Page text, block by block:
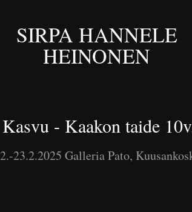
SIRPA HANNELE
HEINONEN
Kasvu - Kaakon taide
2.-23.2.2025 Galleria Pato,